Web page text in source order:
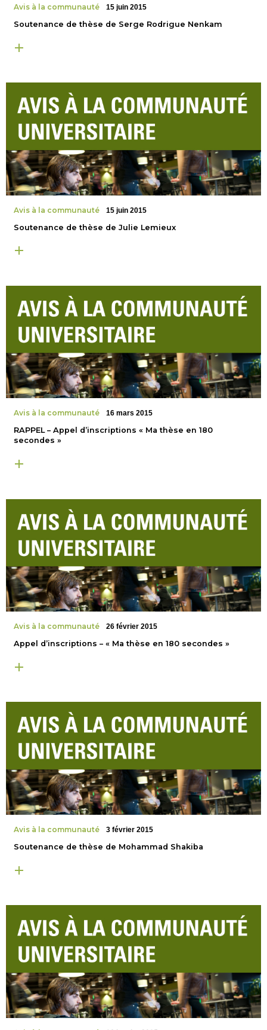
Avis à la communauté 15 juin 2015
Soutenance de thèse de Serge Rodrigue Nenkam
Avis à la communauté 15 juin 2015
Soutenance de thèse de Julie Lemieux
Avis à la communauté 16 mars 2015
RAPPEL – Appel d’inscriptions « Ma thèse en 180
secondes »
Avis à la communauté 26 février 2015
Appel d’inscriptions – « Ma thèse en 180 secondes »
Avis à la communauté 3 février 2015
Soutenance de thèse de Mohammad Shakiba